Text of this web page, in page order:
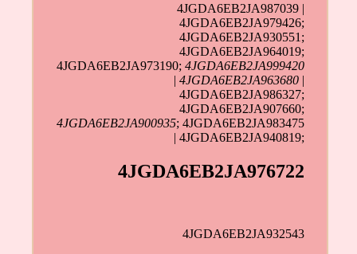
4JGDA6EB2JA987039 |
4JGDA6EB2JA979426;
4JGDA6EB2JA930551;
4JGDA6EB2JA964019;
4JGDA6EB2JA973190;4JGDA6EB2JA999420
|4JGDA6EB2JA963680 |
4JGDA6EB2JA986327;
4JGDA6EB2JA907660;
4JGDA6EB2JA900935; 4JGDA6EB2JA983475
| 4JGDA6EB2JA940819;
4JGDA6EB2JA976722
4JGDA6EB2JA932543